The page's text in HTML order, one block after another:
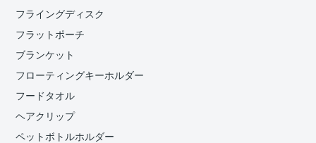
フライングディスク
フラットポーチ
ブランケット
フローティングキーホルダー
フードタオル
ヘアクリップ
ペットボトルホルダー